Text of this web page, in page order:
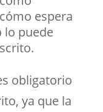
espera
lo puede
obligatorio
ya que la